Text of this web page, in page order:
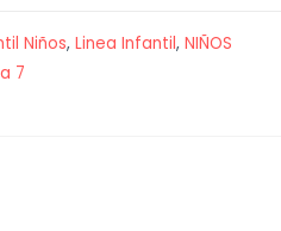
Niños, Linea Infantil, NIÑOS
7